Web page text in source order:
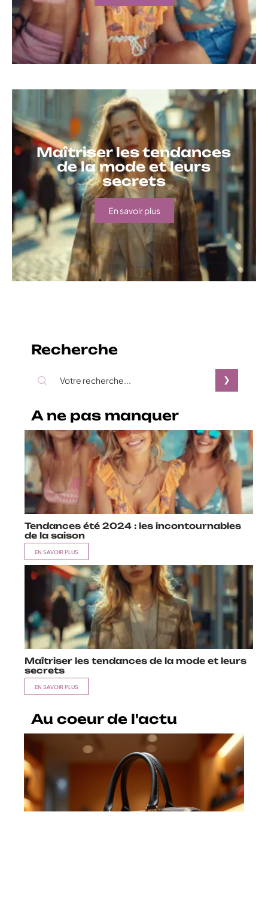
Maîtriser les tendances
de la mode et leurs
secrets
En savoir plus
Recherche
A ne pas manquer
Tendances été 2024 : les incontournables
de la saison
EN SAVOIR PLUS
Maîtriser les tendances de la mode et leurs
secrets
EN SAVOIR PLUS
Au coeur de l'actu